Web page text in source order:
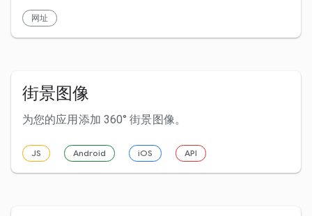
网址
街景图像
为您的应用添加 360° 街景图像。
JS Android iOS API